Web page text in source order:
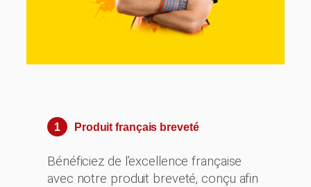
1 Produit français breveté
Bénéficiez de l’excellence française
avec notre produit breveté, conçu afin